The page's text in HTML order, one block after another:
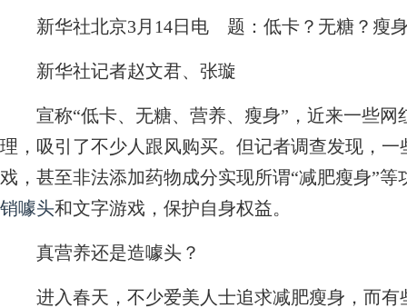
新华社北京3月14日电 题：低卡？无糖？瘦
新华社记者赵文君、张璇
宣称“低卡、无糖、营养、瘦身”，近来一些网
理，吸引了不少人跟风购买。但记者调查发现，
戏，甚至非法添加药物成分实现所谓“减肥瘦身”
销噱头和文字游戏，保护自身权益。
真营养还是造噱头？
进入春天，不少爱美人士追求减肥瘦身，而有